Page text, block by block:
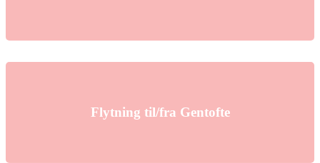
Flytning til/fra Gentofte